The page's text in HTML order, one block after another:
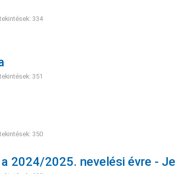
334
351
350
2024/2025. nevelési évre -